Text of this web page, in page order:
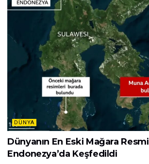
DÜNYA
Dünyanın En Eski Mağara Resmi
Endonezya’da Keşfedildi